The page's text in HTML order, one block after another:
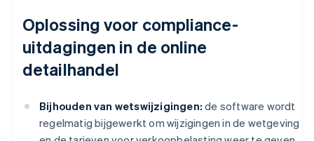
Oplossing voor compliance-
uitdagingen in de online
detailhandel
Bijhouden van wetswijzigingen: de software wordt
regelmatig bijgewerkt om wijzigingen in de wetgeving